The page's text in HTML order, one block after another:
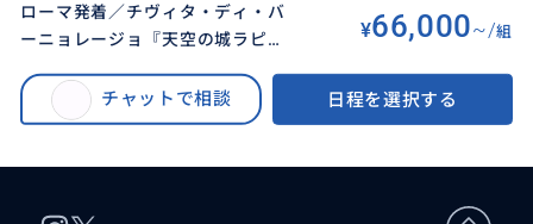
ローマ発着／チヴィタ・ディ・バ
ーニョレージョ『天空の城ラピュ
¥66,000~/組
チャットで相談 日程を選択する
チヴィタ・ディ・バーニョレージョ『天空の城ラピュタ』日帰りツアー／オ
ルビエート観光付き (ローマ発着、2都市間の移動プランもあり)／ 4人まで同
額♫ **☼送迎♪♫ <貸切／日本語アシスタント>